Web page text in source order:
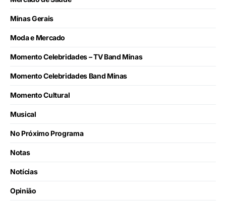
Minas Gerais
Moda e Mercado
Momento Celebridades – TV Band Minas
Momento Celebridades Band Minas
Momento Cultural
Musical
No Próximo Programa
Notas
Notícias
Opinião